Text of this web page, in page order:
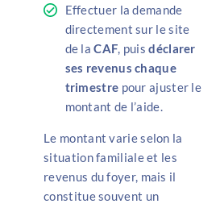
Effectuer la demande
directement sur le site
de laCAF, puisdéclarer
ses revenus chaque
trimestre pour ajuster le
montant de l’aide.
Le montant varie selon la
situation familiale et les
revenus du foyer, mais il
constitue souvent un